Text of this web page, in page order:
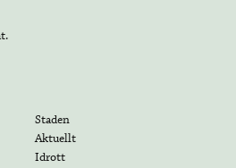
.
Staden
Aktuellt
Idrott